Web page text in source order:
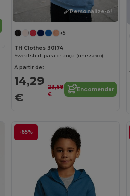
Personalize-o!
+5
TH Clothes 30174
Sweatshirt para criança (unissexo)
A partir de:
14,29
€
23,68
€
Encomendar
-65%